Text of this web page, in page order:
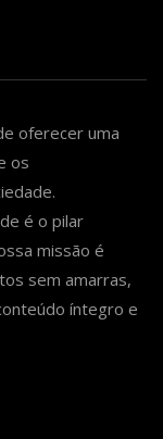
oferecer uma
os
é o pilar
missão é
sem amarras,
íntegro e